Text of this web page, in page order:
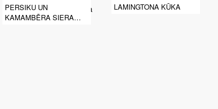
PERSIKU UN
KAMAMBĒRA SIERA
LAMINGTONA KŪKA